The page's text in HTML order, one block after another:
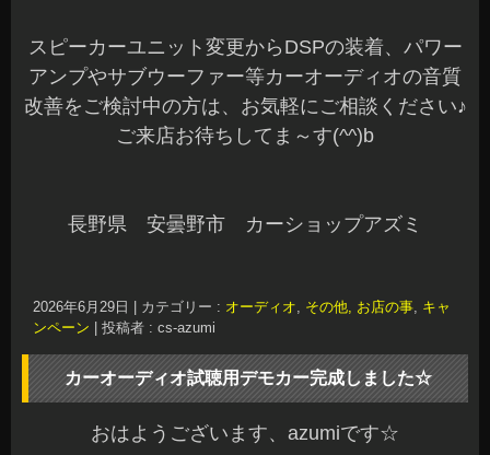
スピーカーユニット変更からDSPの装着、パワー
アンプやサブウーファー等カーオーディオの音質
改善をご検討中の方は、お気軽にご相談ください♪
ご来店お待ちしてま～す(^^)b
長野県 安曇野市 カーショップアズミ
2026年6月29日 カテゴリー : オーディオ, その他, お店の事, キャ
ンペーン
投稿者 : cs-azumi
カーオーディオ試聴用デモカー完成しました☆
おはようございます、azumiです☆